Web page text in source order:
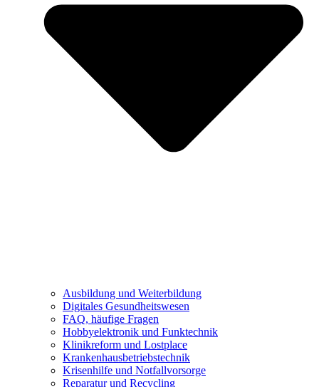
Ausbildung und Weiterbildung
Digitales Gesundheitswesen
FAQ, häufige Fragen
Hobbyelektronik und Funktechnik
Klinikreform und Lostplace
Krankenhausbetriebstechnik
Krisenhilfe und Notfallvorsorge
Reparatur und Recycling